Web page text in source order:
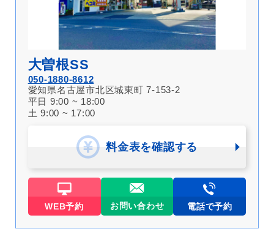
大曽根SS
050-1880-8612
愛知県名古屋市北区城東町 7-153-2
平日 9:00 ~ 18:00
土 9:00 ~ 17:00
料金表を確認する
WEB予約 お問い合わせ 電話で予約